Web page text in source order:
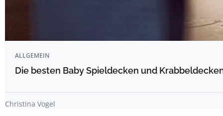
ALLGEMEIN
Die besten Baby Spieldecken und
Christina Vogel